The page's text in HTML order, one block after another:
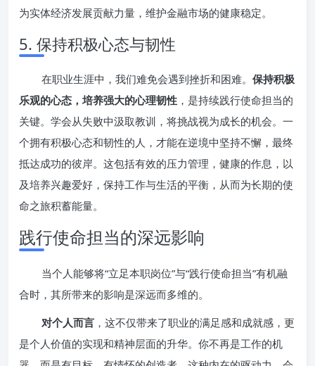
为实体经济发展贡献力量，维护金融市场的健康稳定。
5. 保持积极心态与韧性
在职业生涯中，我们难免会遇到挫折和困难。 保持积极
乐观的心态，培养强大的心理韧性 ，是持续践行使命担当的
关键。学会从失败中汲取教训，将挑战视为成长的机会。一
个拥有积极心态和韧性的人，才能在逆境中坚持不懈，最终
抵达成功的彼岸。这包括有效的压力管理，健康的作息，以
及培养兴趣爱好，保持工作与生活的平衡，从而为长期的使
命之旅积蓄能量。
践行使命担当的深远影响
当个人能够将“立足本职岗位”与“践行使命担当”有机融
合时，其所带来的影响是深远而多维的。
对个人而言 ，这不仅带来了职业的满足感和成就感，更
是个人价值的实现和精神层面的升华。你不再是工作的机